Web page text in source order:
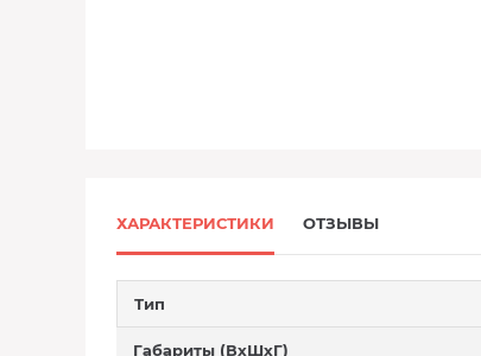
ХАРАКТЕРИСТИКИ ОТЗЫВЫ
Тип
Габариты (ВхШхГ)